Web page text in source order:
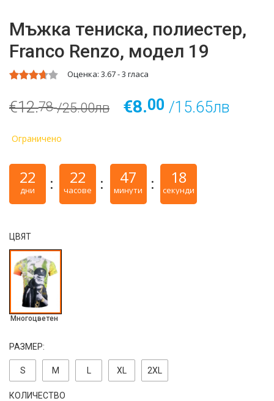
Мъжка тениска, полиестер,
Franco Renzo, модел 19
Оценка: 3.67-3 гласа
€12.78 /25.00лв €8.00 /15.65лв
Ограничено
22
дни
22
часове
47
минути
17
секунди
ЦВЯТ
Многоцветен
РАЗМЕР:
S M ХL 2ХL
КОЛИЧЕСТВО